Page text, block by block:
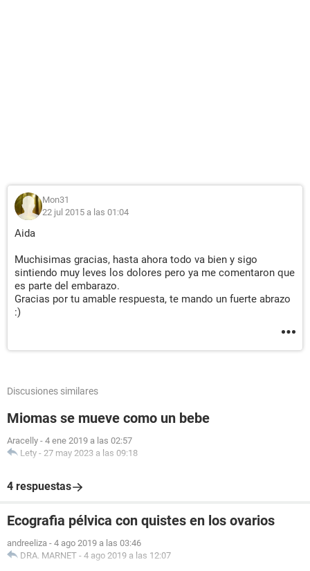
Mon31
22 jul 2015 a las 01:04
Aida
Muchisimas gracias, hasta ahora todo va bien y sigo
sintiendo muy leves los dolores pero ya me comentaron que
es parte del embarazo.
Gracias por tu amable respuesta, te mando un fuerte abrazo
:)
Discusiones similares
Miomas se mueve como un bebe
Aracelly - 4 ene 2019 a las 02:57
Lety - 27 may 2023 a las 09:18
4 respuestas
Ecografia pélvica con quistes en los ovarios
andreeliza - 4 ago 2019 a las 03:46
DRA. MARNET - 4 ago 2019 a las 12:07